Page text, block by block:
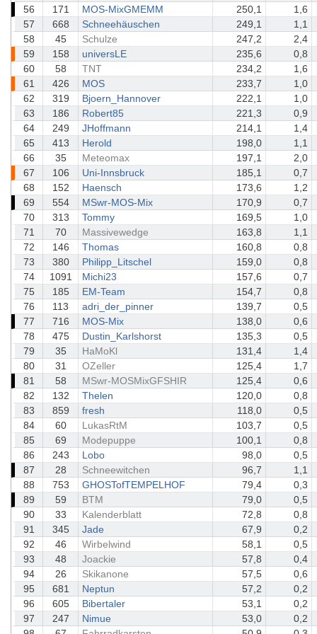
56 171 MOS-MixGMEMM 250,1
1,6
57
668 Schneehäuschen 249,1
1,1
58
45 Schulze 247,2
2,4
59
158 universLE 235,6
0,8
60
58 TNT 234,2
1,6
61
426 MOS 233,7
1,0
62
319 Bjoern_Hannover 222,1
1,0
63
186 Robert85 221,3
0,9
64
249 JHoffmann 214,1
1,4
65
413 Herold 198,0
1,1
66
35 Meteomax 197,1
2,0
67
106 Uni-Innsbruck 185,1
0,7
68
152 Haensch 173,6
1,2
69
554 MSwr-MOS-Mix 170,9
0,7
70
313 Tommy 169,5
1,0
71
70 Massivewedge 163,8
1,1
72
146 Thomas 160,8
0,8
73
380 Philipp_Litschel 159,0
0,8
74
1091 Michi23 157,6
0,7
75
185 EM-Team 154,7
0,8
76
113 adri_der_pinner 139,7
0,5
77
716 MOS-Mix 138,0
0,6
78
475 Dustin_Karlshorst 135,3
0,5
79
35 HaMoKl 131,4
1,4
80
31 OZeller 125,4
1,7
81
58 MSwr-MOSMixGFSHIR 125,4
0,6
82
132 Thelen 120,0
0,8
83
859 fresh 118,0
0,5
84
60 LukasRtM 103,7
0,5
85
69 Modepuppe 100,1
0,8
86
243 Lobo 98,0
0,5
87
28 Schneewitchen 96,7
1,1
88
753 GHOSTofTEMPELHOF 79,4
0,3
89
59 BTM 79,0
0,5
90
33 Kalenderblatt 72,8
0,8
91
345 Jade 67,9
0,2
92
46 Wirbelwind 58,1
0,5
93
48 Joackie 57,8
0,4
94
26 Skikanone 57,5
0,6
95
681 Neptun 57,2
0,2
96
605 Bibertaler 53,1
0,2
97
247 Nimue 53,0
0,2